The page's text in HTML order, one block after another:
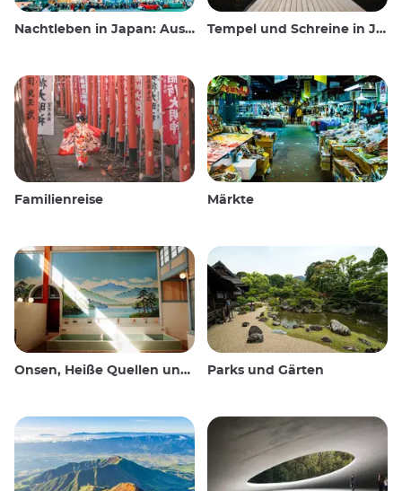
Nachtleben in Japan: Ausgehen, sehen und trinken Tempel und Schreine in Japan
Familienreise Märkte
Onsen, Heiße Quellen und öffentliche Bäder Parks und Gärten